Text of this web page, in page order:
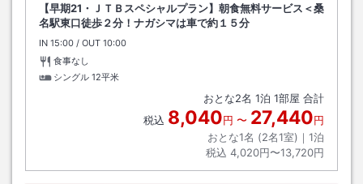
【早期21・ＪＴＢスペシャルプラン】朝食無料サービス＜桑
名駅東口徒歩２分！ナガシマは車で約１５分
IN チェックイン
15:00 / OUT チェックアウト
10:00
食事なし
シングル 12平米
おとな2名 1泊 1部屋 合計
税込 8,040円 〜 27,440円
おとな1名 (2名1室)｜ 1泊
税込 4,020円〜13,720円